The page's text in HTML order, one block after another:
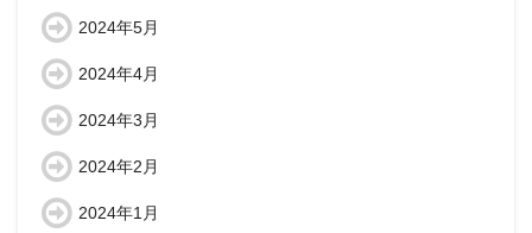
2024年5月
2024年4月
2024年3月
2024年2月
2024年1月